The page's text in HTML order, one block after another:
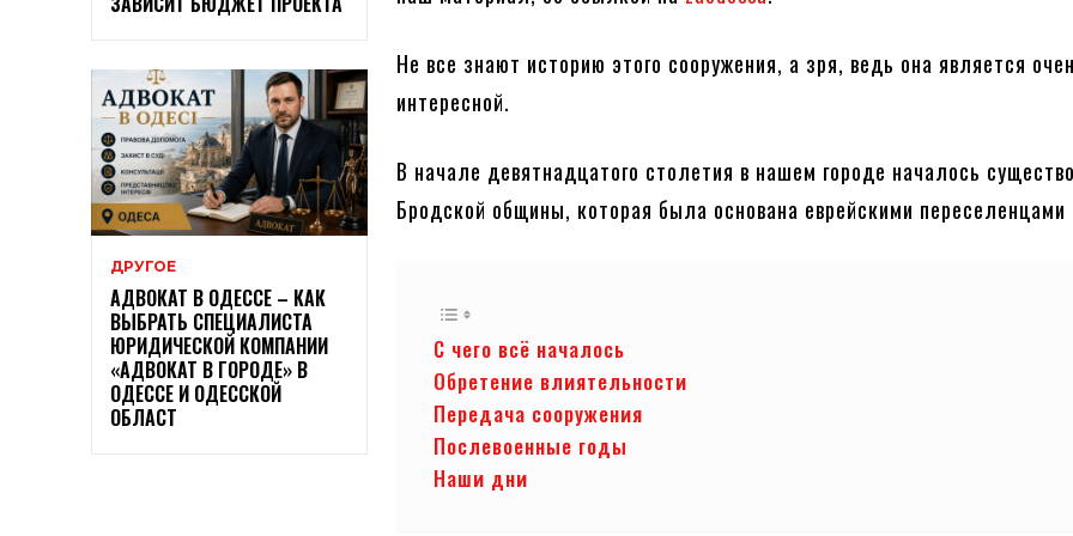
ДРУГОЕ
АДВОКАТ В ОДЕССЕ – КАК
ВЫБРАТЬ СПЕЦИАЛИСТА
ЮРИДИЧЕСКОЙ КОМПАНИИ
«АДВОКАТ В ГОРОДЕ» В
ОДЕССЕ И ОДЕССКОЙ
ОБЛАСТ
Не все знают историю этого сооружения, а зря, ведь она является
интересной.
В начале девятнадцатого столетия в нашем городе началось
Бродской общины, которая была основана еврейскими
С чего всё началось
Обретение влиятельности
Передача сооружения
Послевоенные годы
Наши дни